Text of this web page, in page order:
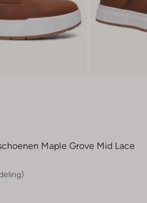
Maple Grove Mid Lace